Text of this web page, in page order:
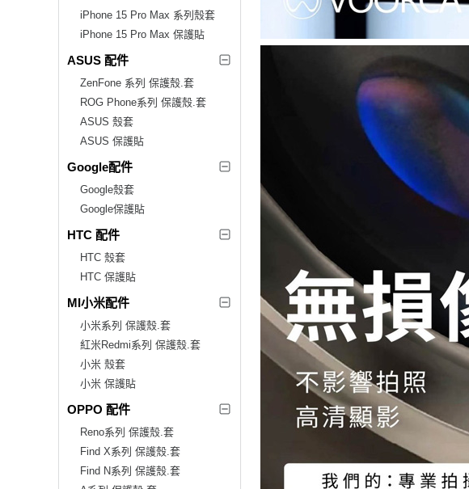
iPhone 15 Pro Max 系列殼套
iPhone 15 Pro Max 保護貼
ASUS 配件
ZenFone 系列 保護殼.套
ROG Phone系列 保護殼.套
ASUS 殼套
ASUS 保護貼
Google配件
Google殼套
Google保護貼
HTC 配件
HTC 殼套
HTC 保護貼
MI小米配件
小米系列 保護殼.套
紅米Redmi系列 保護殼.套
小米 殼套
小米 保護貼
OPPO 配件
Reno系列 保護殼.套
Find X系列 保護殼.套
Find N系列 保護殼.套